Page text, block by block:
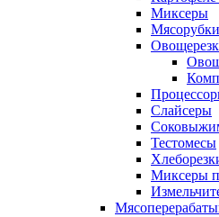
Миксеры
Слайсеры
Тестомесы
Миксеры